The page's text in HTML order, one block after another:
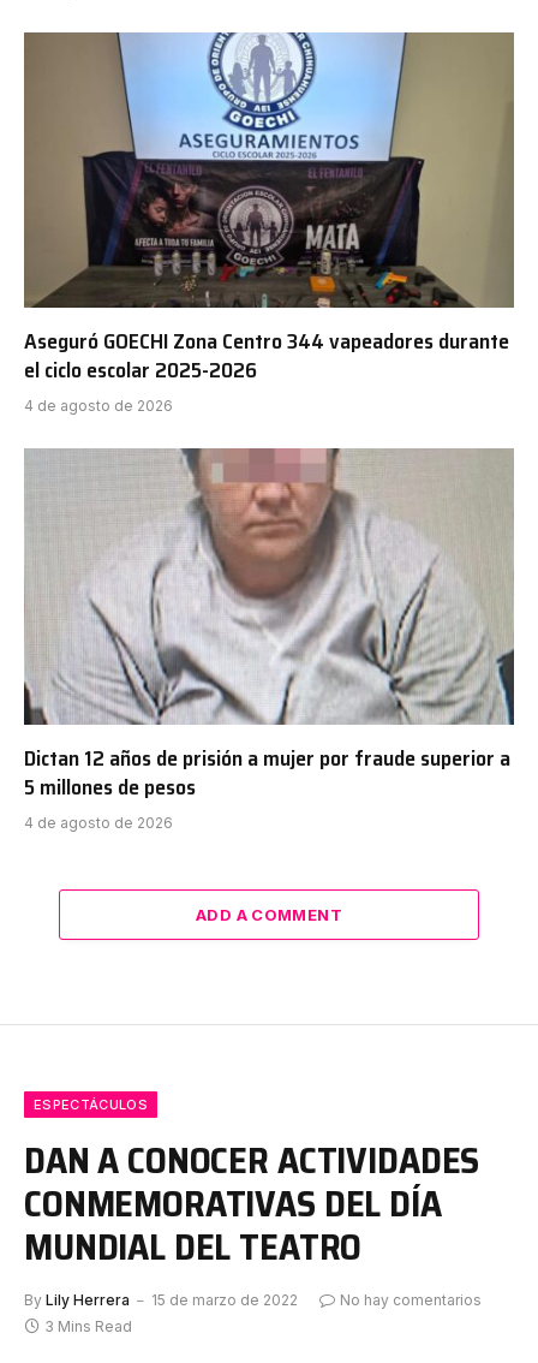
Aseguró GOECHI Zona Centro 344 vapeadores durante
el ciclo escolar 2025-2026
4 de agosto de 2026
Dictan 12 años de prisión a mujer por fraude superior a
5 millones de pesos
4 de agosto de 2026
ADD A COMMENT
ESPECTÁCULOS
DAN A CONOCER ACTIVIDADES
CONMEMORATIVAS DEL DÍA
MUNDIAL DEL TEATRO
By Lily Herrera 15 de marzo de 2022
No hay comentarios
3 Mins Read